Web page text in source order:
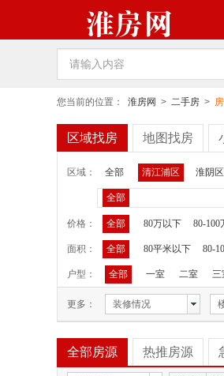
您当前的位置： 淮房网 > 二手房 >
区域找房 地图找房
区域： 全部 清江浦区 淮阴区
全部
价格： 全部 80万以下 80-100
面积： 全部 80平米以下 80-
户型： 全部 一室 二室 三
更多： 装修情况
全部房源 热推房源